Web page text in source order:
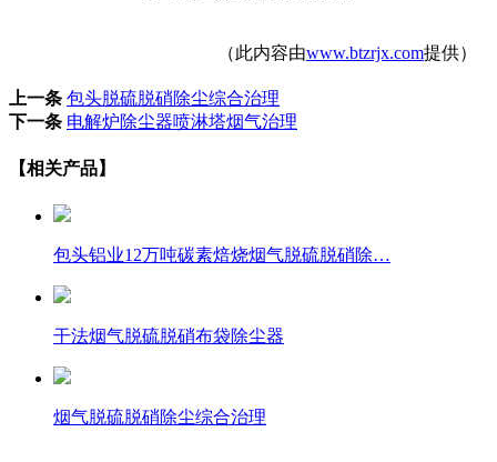
（此内容由www.btzrjx.com提供）
上一条 包头脱硫脱硝除尘综合治理
下一条 电解炉除尘器喷淋塔烟气治理
【相关产品】
包头铝业12万吨碳素焙烧烟气脱硫脱硝除…
干法烟气脱硫脱硝布袋除尘器
烟气脱硫脱硝除尘综合治理